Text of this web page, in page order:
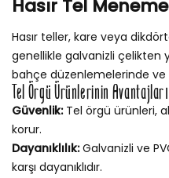
Hasır Tel
Hasır teller, kare veya
genellikle galvanizli çelikten
bahçe düzenlemelerinde ve
Tel Örgü Ürünlerinin Avantajları
Güvenlik:Tel örgü ürünleri,
korur.
Dayanıklılık:Galvanizli ve
karşı dayanıklıdır.